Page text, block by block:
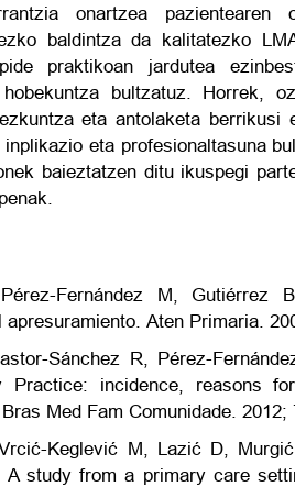
onartzea pazientearen
baldintza da kalitatezko
praktikoan jardutea
bultzatuz. Horrek,
eta antolaketa berrikusi
inplikazio eta profesionaltasuna
baieztatzen ditu ikuspegi
Fernández M, Gutiérrez
apresuramiento. Aten Primaria.
Sánchez R, Pérez-
Practice: incidence, reasons
Med Fam Comunidade. 2012;
Keglević M, Lazić D,
A study from a primary care